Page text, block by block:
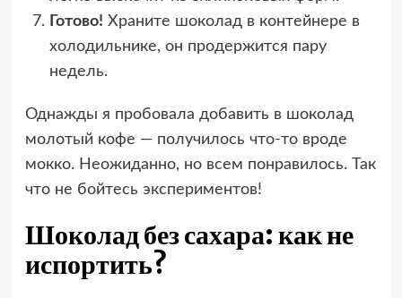
Готово! Храните шоколад в контейнере в
холодильнике, он продержится пару
недель.
Однажды я пробовала добавить в шоколад
молотый кофе — получилось что-то вроде
мокко. Неожиданно, но всем понравилось. Так
что не бойтесь экспериментов!
Шоколад без сахара: как не
испортить?